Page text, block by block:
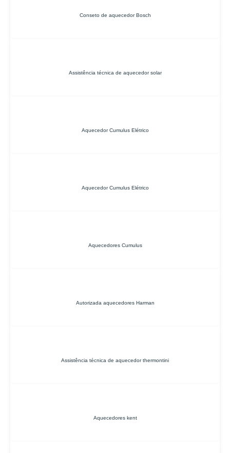
Conseto de aquecedor Bosch
Assistência técnica de aquecedor solar
Aquecedor Cumulus Elétrico
Aquecedor Cumulus Elétrico
Aquecedores Cumulus
Autorizada aquecedores Harman
Assistência técnica de aquecedor thermontini
Aquecedores kent